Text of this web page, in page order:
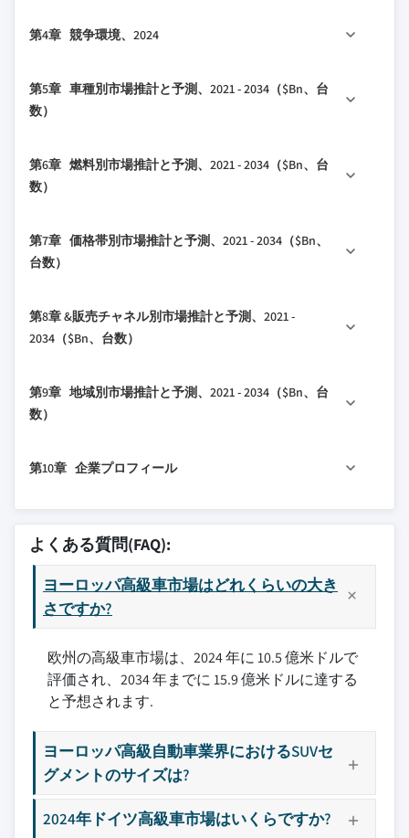
1.2.2 市場推定のための主要トレンド
1.4 一次調査と検証
1.5 市場の対象範囲と定義
3.2 サプライヤーの状況
3.2.2 Tier 1サプライヤー
3.2.5 最終用途
3.4.1 貿易への影響
3.4.2 産業への影響
3.4.2.1.2 サプライチェーンの再構築
格）
3.4.2.2.2 市場シェアのダイナミクス
3.4.2.2.3 消費者の反応パターン
3.4.3 影響を受ける主要企業
3.4.4 戦略的産業対応
3.4.4.1 サプライチェーンの再構成
3.4.4.2 価格戦略と製品戦略
3.4.4.3 政策への関与
3.4.5 見通しと今後の考慮事項
3.5 テクノロジーとイノベーションの状況
3.6 特許分析
3.7 価格動向
3.7.1 車両
第4章 競争環境、2024
4.2 企業の市場シェア分析
第5章 車種別市場推計と予測、2021 - 2034（$Bn、台
数）
5.2 ハッチバック
5.5 スポーツ車
第6章 燃料別市場推計と予測、2021 - 2034（$Bn、台
数）
6.2 ガソリン
第7章 価格帯別市場推計と予測、2021 - 2034（$Bn、
台数）
7.2 エントリーレベルの高級車（3万ドル～6万ドル）
7.3 ミドルレベルの高級車（6万ドル～9万ドル）
7.5 超高級車（12万ドル超）
第8章 &販売チャネル別市場推計と予測、2021 -
2034（$Bn、台数）
8.2 公式ディーラー
第9章 地域別市場推計と予測、2021 - 2034（$Bn、台
数）
9.2 西ヨーロッパ
9.2.2 オーストリア
9.2.3 フランス
9.2.4 スイス
9.2.5 ベルギー
9.2.6 ルクセンブルク
9.2.7 オランダ
9.2.8 ポルトガル
9.3 東ヨーロッパ
9.3.1 ポーランド
9.3.2 ルーマニア
9.3.3 チェコ
9.3.4 スロベニア
第10章 企業プロフィール
10.1 アストンマーティン
10.3 ベントレー
10.4 BMW
10.5 ブガッティ
10.6 キャデラック
10.7 DSオートモビルズ
10.8 フェラーリ
10.9 インフィニティ
10.10 ジャガー
10.11 ランボルギーニ
10.12 &レクサス
10.13 マセラティ
よくある質問(FAQ):
ヨーロッパ高級車市場はどれくらいの大き
さですか?
欧州の高級車市場は、2024 年に 10.5 億米ドルで
評価され、2034 年までに 15.9 億米ドルに達する
と予想されます.
ヨーロッパ高級自動車業界におけるSUVセ
グメントのサイズは?
2024年ドイツ高級車市場はいくらですか?